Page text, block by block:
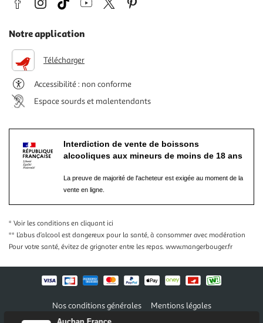
Notre application
Télécharger
Accessibilité : non conforme
Espace sourds et malentendants
Interdiction de vente de boissons
alcooliques aux mineurs de moins de 18 ans
La preuve de majorité de l'acheteur est exigée au moment de la
vente en ligne.
* Voir les conditions en cliquant ici
** L’abus d’alcool est dangereux pour la santé, à consommer avec modération
Pour votre santé, évitez de grignoter entre les repas. www.mangerbouger.fr
Nos conditions générales
Mentions légales
Conditions des offres et promotions